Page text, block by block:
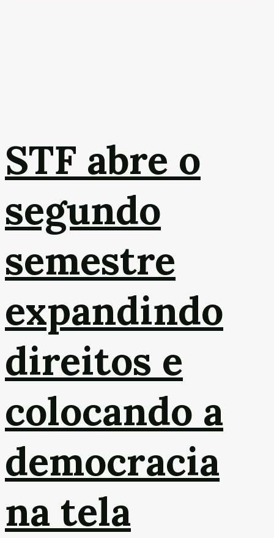
STF abre o
segundo
semestre
expandindo
direitos e
colocando a
democracia
na tela